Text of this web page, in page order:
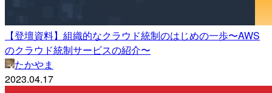
【登壇資料】組織的なクラウド統制のはじめの一歩〜AWS
のクラウド統制サービスの紹介〜
たかやま
2023.04.17